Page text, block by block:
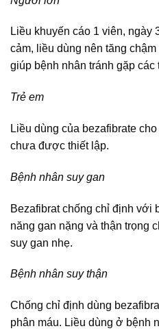
Liều khuyến cáo 1 viên, ngày
cảm, liều dùng nên tăng
giúp bệnh nhân tránh gặp các
Trẻ em
Liều dùng của bezafibrate
chưa được thiết lập.
Bệnh nhân suy gan
Bezafibrat chống chỉ định với
năng gan nặng và thận trọng
suy gan nhẹ.
Bệnh nhân suy thận
Chống chỉ định dùng
phân máu. Liều dùng ở bệnh